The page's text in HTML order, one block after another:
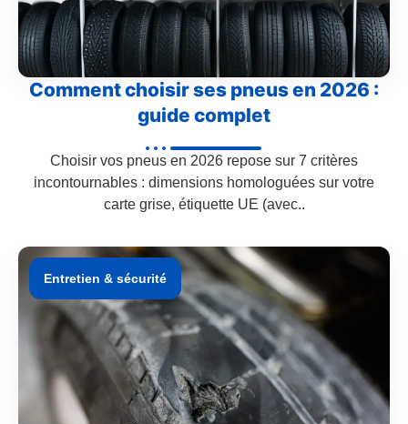
Comment choisir ses pneus en 2026 :
guide complet
Choisir vos pneus en 2026 repose sur 7 critères
incontournables : dimensions homologuées sur votre
carte grise, étiquette UE (avec..
Entretien & sécurité